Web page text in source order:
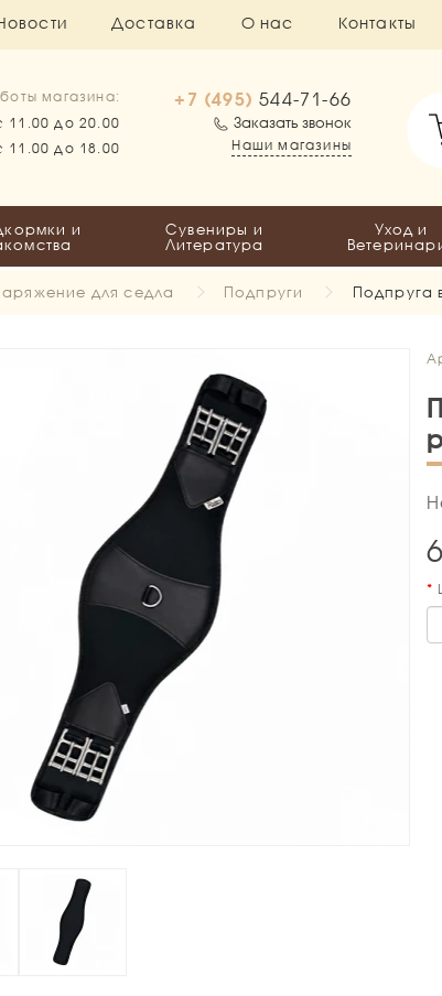
Доставка О нас Контакты
магазина:
11.00 до 20.00
11.00 до 18.00
+7 (495) 544-71-66
Заказать звонок
Наши магазины
и
Сувениры и
Литература
Уход и
для седла Подпруги Подпруга